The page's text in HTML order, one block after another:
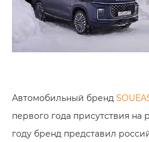
Автомобильный бренд
первого года присутствия на
году бренд представил